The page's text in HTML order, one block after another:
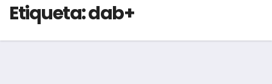
Etiqueta:dab+